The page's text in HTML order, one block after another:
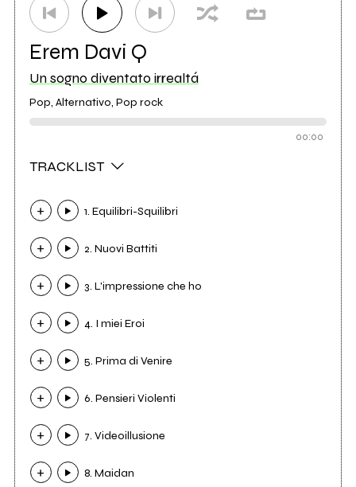
Erem Davi Q
Un sogno diventato irrealtá
Pop, Alternativo, Pop rock
00:00
TRACKLIST
1. Equilibri-Squilibri
2. Nuovi Battiti
3. L'impressione che ho
4. I miei Eroi
5. Prima di Venire
6. Pensieri Violenti
7. Videoillusione
8. Maidan